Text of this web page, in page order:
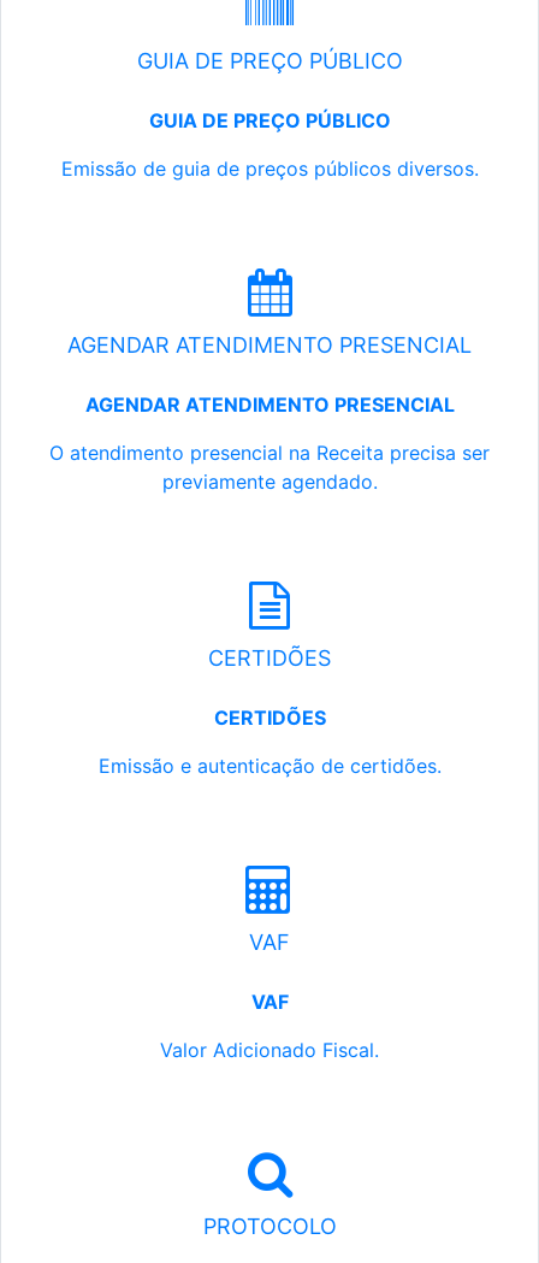
GUIA DE PREÇO PÚBLICO
GUIA DE PREÇO PÚBLICO
Emissão de guia de preços públicos diversos.
AGENDAR ATENDIMENTO PRESENCIAL
AGENDAR ATENDIMENTO PRESENCIAL
O atendimento presencial na Receita precisa ser
previamente agendado.
CERTIDÕES
CERTIDÕES
Emissão e autenticação de certidões.
VAF
VAF
Valor Adicionado Fiscal.
PROTOCOLO